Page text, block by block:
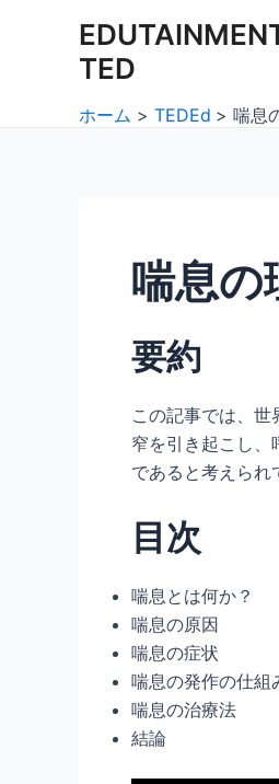
TED
ホーム TEDEd 喘息
喘息の
要約
この記事では、
窄を引き起こし
であると考えられ
目次
喘息とは何か？
喘息の原因
喘息の症状
喘息の発作の仕組
喘息の治療法
結論
navigation